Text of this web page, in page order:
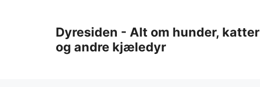
Dyresiden - Alt om hunder, katter
og andre kjæledyr